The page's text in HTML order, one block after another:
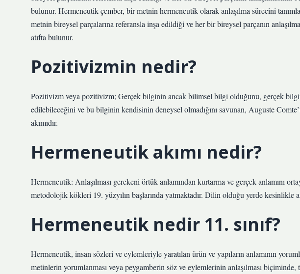
bulunur. Hermeneutik çember, bir metnin hermeneutik olarak anlaşılma sürecini
metnin bireysel parçalarına referansla inşa edildiği ve her bir bireysel parçanın
atıfta bulunur.
Pozitivizmin nedir?
Pozitivizm veya pozitivizm; Gerçek bilginin ancak bilimsel bilgi olduğunu, gerçek
edilebileceğini ve bu bilginin kendisinin deneysel olmadığını savunan, Auguste
akımıdır.
Hermeneutik akımı nedir?
Hermeneutik: Anlaşılması gerekeni örtük anlamından kurtarma ve gerçek anlamını
metodolojik kökleri 19. yüzyılın başlarında yatmaktadır. Dilin olduğu yerde kesinlikle
Hermeneutik nedir 11. sınıf?
Hermeneutik, insan sözleri ve eylemleriyle yaratılan ürün ve yapıların anlamının
metinlerin yorumlanması veya peygamberin söz ve eylemlerinin anlaşılması biçiminde,